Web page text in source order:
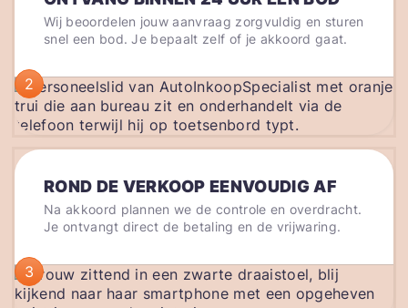
Wij beoordelen jouw aanvraag zorgvuldig en sturen
snel een bod. Je bepaalt zelf of je akkoord gaat.
2
ROND DE VERKOOP EENVOUDIG AF
Na akkoord plannen we de controle en overdracht.
Je ontvangt direct de betaling en de vrijwaring.
3